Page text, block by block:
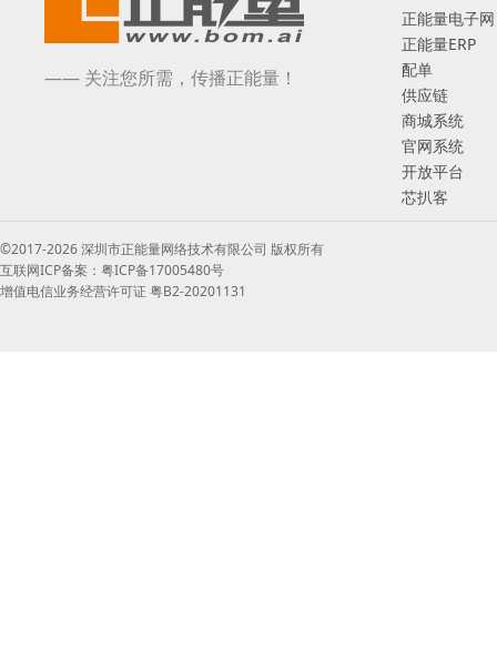
—— 关注您所需，传播正能量！
正能量电子网
正能量ERP
配单
供应链
商城系统
官网系统
开放平台
芯扒客
©2017-2026 深圳市正能量网络技术有限公司 版权所有
互联网ICP备案：粤ICP备17005480号
增值电信业务经营许可证 粤B2-20201131